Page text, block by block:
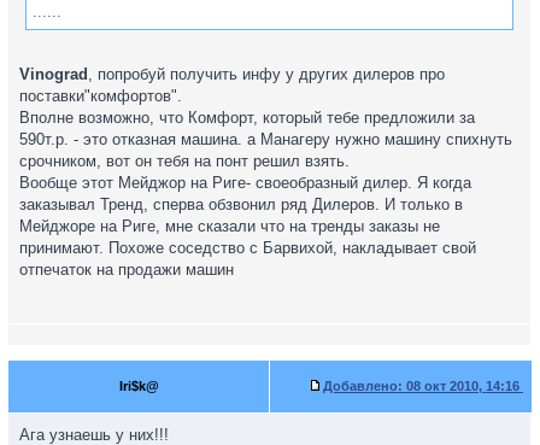
......
Vinograd , попробуй получить инфу у других дилеров про
поставки"комфортов".
Вполне возможно, что Комфорт, который тебе предложили за
590т.р. - это отказная машина. а Манагеру нужно машину спихнуть
срочником, вот он тебя на понт решил взять.
Вообще этот Мейджор на Риге- своеобразный дилер. Я когда
заказывал Тренд, сперва обзвонил ряд Дилеров. И только в
Мейджоре на Риге, мне сказали что на тренды заказы не
принимают. Похоже соседство с Барвихой, накладывает свой
отпечаток на продажи машин
Iri$k@ Добавлено: 08 окт 2010, 14:16
Ага узнаешь у них!!!